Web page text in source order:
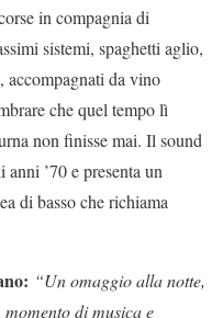
in compagnia di
sistemi, spaghetti aglio,
accompagnati da vino
che quel tempo lì
non finisse mai. Il sound
’70 e presenta un
di basso che richiama
“Un omaggio alla notte,
di musica e